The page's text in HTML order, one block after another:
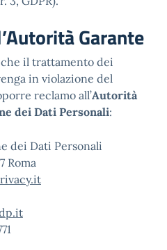
Garante
il trattamento dei
in violazione del
reclamo all’Autorità
dei Dati Personali:
dei Dati Personali
Roma